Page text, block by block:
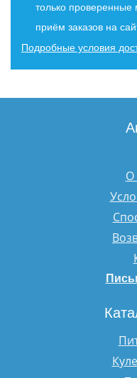
только проверенные
приём заказов на
Подробные условия
О